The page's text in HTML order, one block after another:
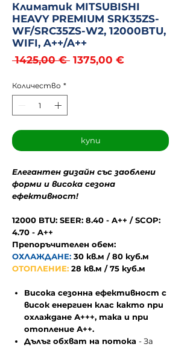
Климатик MITSUBISHI
HEAVY PREMIUM SRK35ZS-
WF/SRC35ZS-W2, 12000BTU,
WIFI, A++/A++
1425,00 € Редовна
1375,00 €Продажна
Количество *
купи
Елегантен дизайн със заоблени
форми и висока сезона
ефективност!
12000 BTU: SEER: 8.40 - A++ / SCOP:
4.70 - A++
Препоръчителен обем:
ОХЛАЖДАНЕ: 30 кв.м / 80 куб.м
ОТОПЛЕНИЕ: 28 кв.м / 75 куб.м
Висока сезонна ефективност с
висок енергиен клас както при
охлаждане А+++, така и при
отопление А++.
Дълъг обхват на потока - За